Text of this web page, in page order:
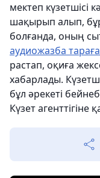
мектеп күзетшісі
шақырып алып,
болғанда, оның
аудиожазба
растап, оқиға
хабарлады.
бұл әрекеті
Күзет агенттігіне